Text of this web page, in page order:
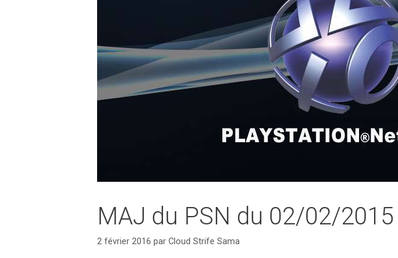
MAJ du PSN du 02/02/2015
2 février 2016 par Cloud Strife Sama